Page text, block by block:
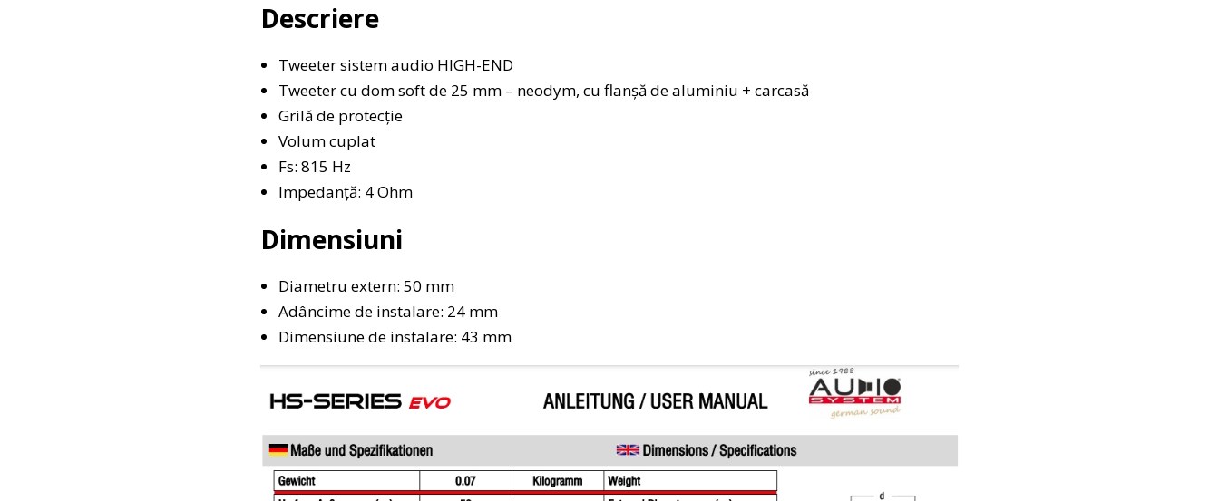
Descriere
Tweeter sistem audio HIGH-END
Tweeter cu dom soft de 25 mm – neodym, cu flanșă de aluminiu + carcasă
Grilă de protecție
Volum cuplat
Fs: 815 Hz
Impedanță: 4 Ohm
Dimensiuni
Diametru extern: 50 mm
Adâncime de instalare: 24 mm
Dimensiune de instalare: 43 mm